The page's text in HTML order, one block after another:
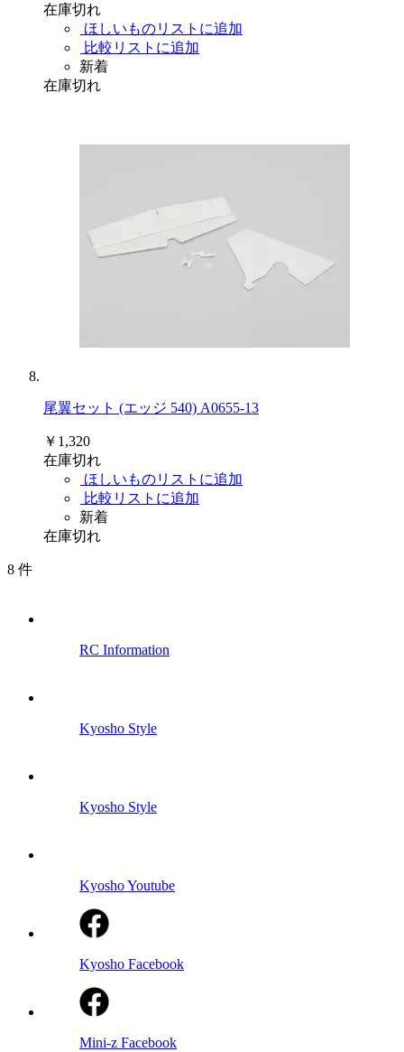
在庫切れ
ほしいものリストに追加
比較リストに追加
新着
在庫切れ
尾翼セット (エッジ 540) A0655-13
￥1,320
在庫切れ
ほしいものリストに追加
比較リストに追加
新着
在庫切れ
8 件
RC Information
Kyosho Style
Kyosho Style
Kyosho Youtube
Kyosho Facebook
Mini-z Facebook